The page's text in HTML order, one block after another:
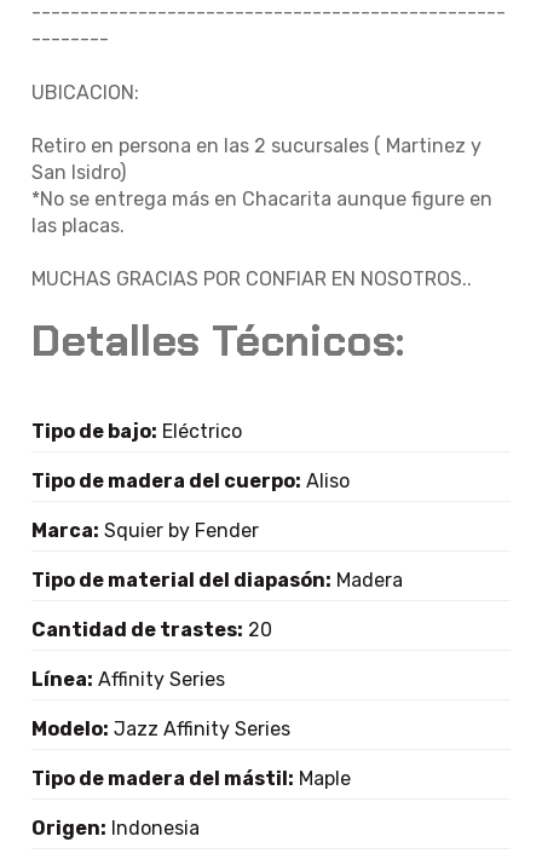
-------------------------------------------------
--------
UBICACION:
Retiro en persona en las 2 sucursales ( Martinez y
San Isidro)
*No se entrega más en Chacarita aunque figure en
las placas.
MUCHAS GRACIAS POR CONFIAR EN NOSOTROS..
Detalles Técnicos:
Tipo de bajo: Eléctrico
Tipo de madera del cuerpo: Aliso
Marca: Squier by Fender
Tipo de material del diapasón: Madera
Cantidad de trastes: 20
Línea: Affinity Series
Modelo: Jazz Affinity Series
Tipo de madera del mástil: Maple
Origen: Indonesia